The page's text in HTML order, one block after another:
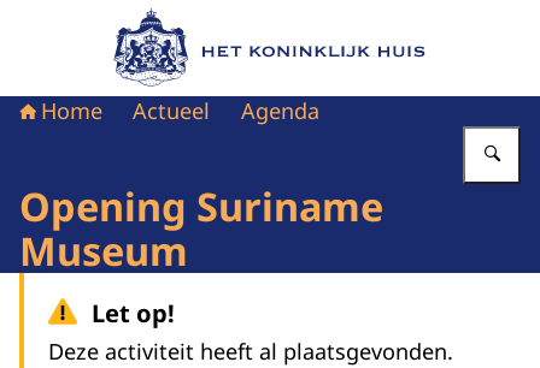
Naar de homepage van Het Koninklijk Huis
Home Actueel Agenda
Opening Suriname
Museum
Let op!
Deze activiteit heeft al plaatsgevonden.